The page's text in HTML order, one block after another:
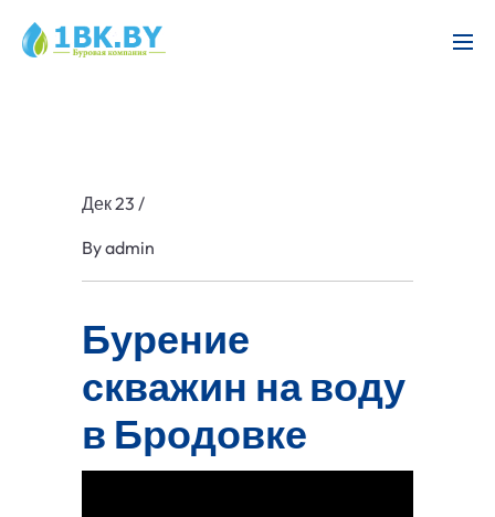
Дек 23 /
Byadmin
Бурение
скважин на воду
в Бродовке